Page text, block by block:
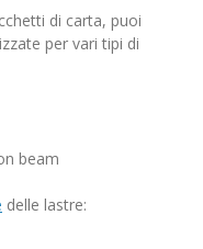
di carta, puoi
per vari tipi di
beam
delle lastre: